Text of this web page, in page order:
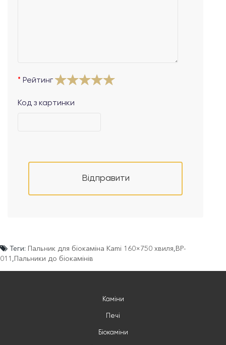
Рейтинг
Код з картинки
Відправити
Теги: Пальник для біокаміна Kami 160×750 хвиля,BP-
011 ,Пальники до біокамінів
Каміни
Печі
Біокаміни